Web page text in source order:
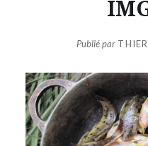
Publié par